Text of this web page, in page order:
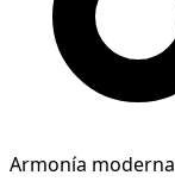
Armonía moderna